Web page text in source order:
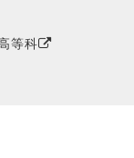
等科